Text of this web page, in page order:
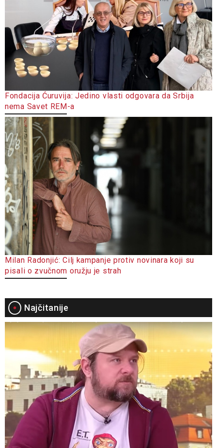
Fondacija Ćuruvija: Jedino vlasti odgovara da Srbija
nema Savet REM-a
Milan Radonjić: Cilj kampanje protiv novinara koji su
pisali o zvučnom oružju je strah
Najčitanije